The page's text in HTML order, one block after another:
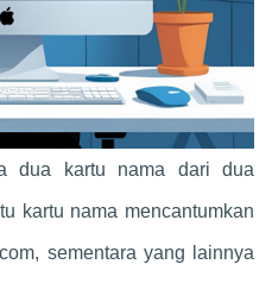
dua kartu nama dari dua
kartu nama mencantumkan
, sementara yang lainnya